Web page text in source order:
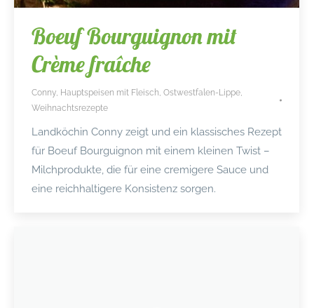
Boeuf Bourguignon mit
Crème fraîche
Conny Hauptspeisen mit Fleisch Ostwestfalen-Lippe
Weihnachtsrezepte
Landköchin Conny zeigt und ein klassisches Rezept
für Boeuf Bourguignon mit einem kleinen Twist –
Milchprodukte, die für eine cremigere Sauce und
eine reichhaltigere Konsistenz sorgen.